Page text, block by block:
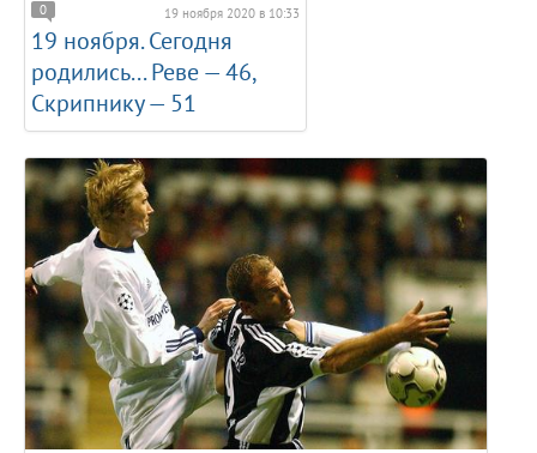
0 19 ноября 2020 в 10:33
19 ноября. Сегодня
родились... Реве — 46,
Скрипнику — 51